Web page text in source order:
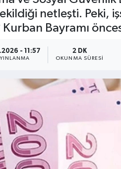
netleşti. Peki,
Bayramı
- 11:57 2 DK
OKUNMA SÜRESI